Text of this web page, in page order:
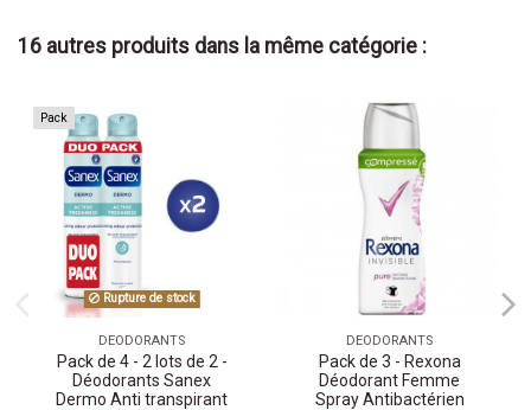
16 autres produits dans la même catégorie :
Pack
Rupture de stock
DEODORANTS
Pack de 4 - 2 lots de 2 -
Déodorants Sanex
Dermo Anti transpirant
DEODORANTS
Pack de 3 - Rexona
Déodorant Femme
Spray Antibactérien